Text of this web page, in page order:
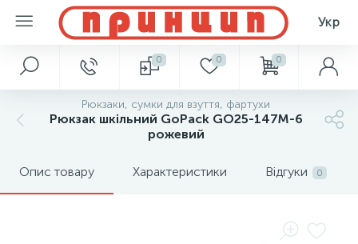
Укр
0 0 0
Рюкзаки, сумки для взуття, фартухи
Рюкзак шкільний GoPack GO25-147M-6
рожевий
Опис товару Характеристики Відгуки 0